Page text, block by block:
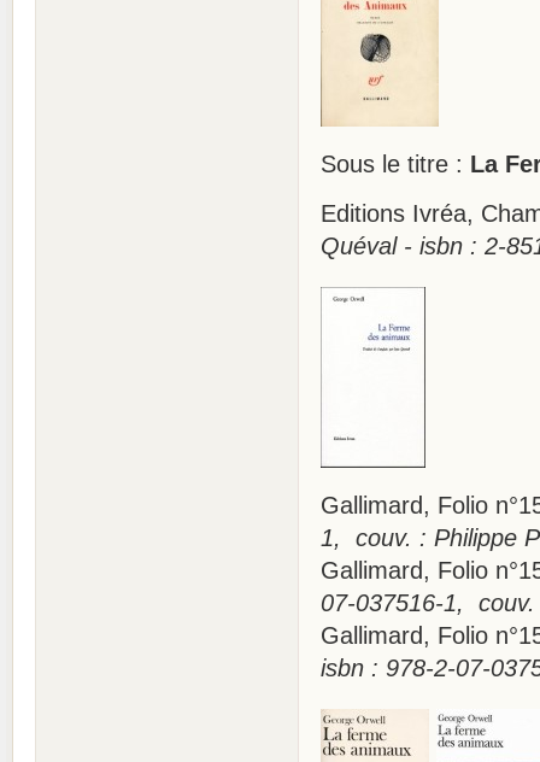
Sous le titre : La
Editions Ivréa,
Quéval - isbn : 2-
Gallimard, Folio
1, couv. : Philippe
Gallimard, Folio
07-037516-1,
Gallimard, Folio
isbn : 978-2-07-